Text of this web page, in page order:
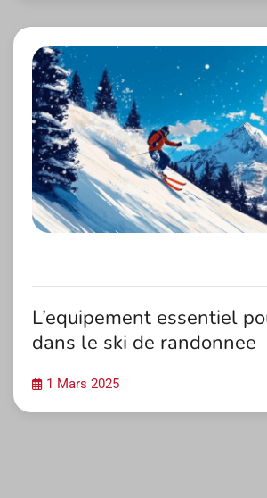
L’equipement essentiel
dans le ski de randonnee
1 Mars 2025